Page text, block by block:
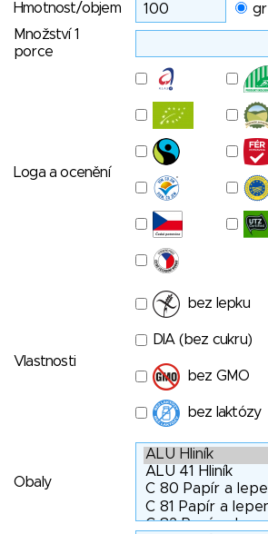
Hmotnost/objem gr
Množství 1
porce
Loga a ocenění
Vlastnosti
bez lepku
DIA (bez cukru)
bez GMO
bez laktózy
Obaly